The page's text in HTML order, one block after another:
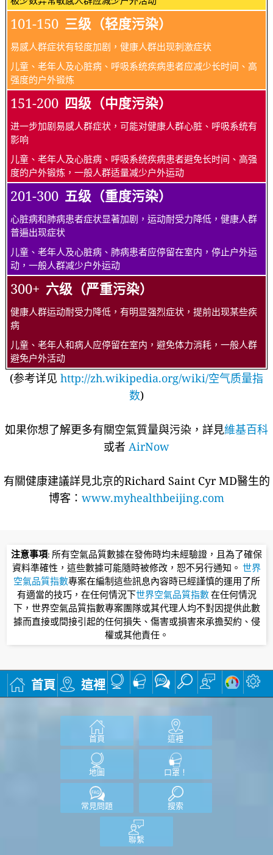
101-150 三级（轻度污染）
易感人群症状有轻度加剧，健康人群出现刺激症状
儿童、老年人及心脏病、呼吸系统疾病患者应减少长时间、高
强度的户外锻炼
151-200 四级（中度污染）
进一步加剧易感人群症状，可能对健康人群心脏、呼吸系统有
影响
儿童、老年人及心脏病、呼吸系统疾病患者避免长时间、高强
度的户外锻炼，一般人群适量减少户外运动
201-300 五级（重度污染）
心脏病和肺病患者症状显著加剧，运动耐受力降低，健康人群
普遍出现症状
儿童、老年人及心脏病、肺病患者应停留在室内，停止户外运
动，一般人群减少户外运动
300+ 六级（严重污染）
健康人群运动耐受力降低，有明显强烈症状，提前出现某些疾
病
儿童、老年人和病人应停留在室内，避免体力消耗，一般人群
避免户外活动
(参考详见 http://zh.wikipedia.org/wiki/空气质量指
数)
如果你想了解更多有關空氣質量與污染，詳見維基百科
或者 AirNow
有關健康建議詳​​見北京的Richard Saint Cyr MD醫生的
博客： www.myhealthbeijing.com
注意事項: 所有空氣品質數據在發佈時均未經驗證，且為了確保
資料準確性，這些數據可能隨時被修改，恕不另行通知。 世界
空氣品質指數專案在編制這些訊息內容時已經謹慎的運用了所
有適當的技巧，在任何情況下世界空氣品質指數在任何情況
下，世界空氣品質指數專案團隊或其代理人均不對因提供此數
據而直接或間接引起的任何損失、傷害或損害來承擔契約、侵
權或其他責任。
首頁 這裡
首頁 這裡
地圖 口罩！
常見問題 搜索
聯繫